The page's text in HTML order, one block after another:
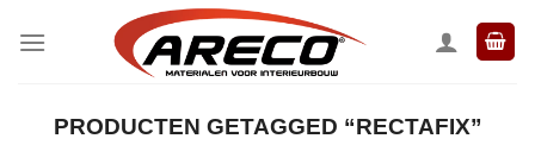
naar
PRODUCTEN GETAGGED “RECTAFIX”